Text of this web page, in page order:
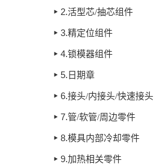
2.活型芯/抽芯组件
3.精定位组件
4.锁模器组件
5. 日期章
6.接头/内接头/快速接头
7.管/软管/周边零件
8.模具内部冷却零件
9.加热相关零件